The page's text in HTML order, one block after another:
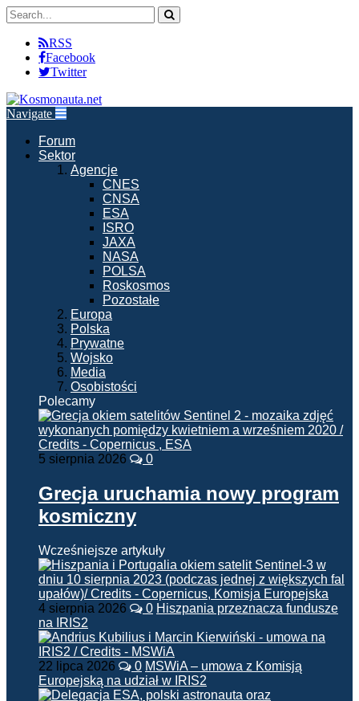
RSS
Facebook
Twitter
Navigate
Forum
Sektor
Agencje
CNES
CNSA
ESA
ISRO
JAXA
NASA
POLSA
Roskosmos
Pozostałe
Europa
Polska
Prywatne
Wojsko
Media
Osobistości
Polecamy
5 sierpnia 2026 0
Grecja uruchamia nowy program
kosmiczny
Wcześniejsze artykuły
4 sierpnia 2026 0 Hiszpania przeznacza fundusze
na IRIS2
22 lipca 2026 0 MSWiA – umowa z Komisją
Europejską na udział w IRIS2